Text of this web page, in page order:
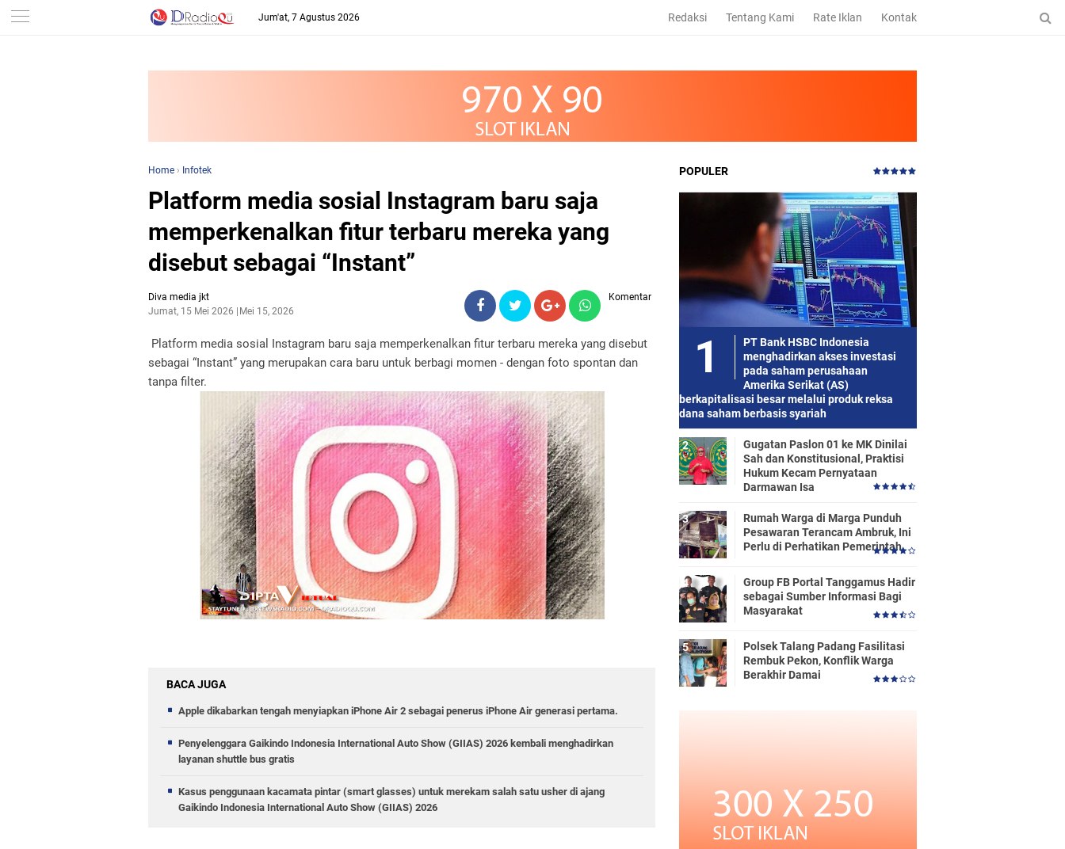
-->
Jum'at, 7 Agustus 2026 Redaksi Tentang Kami Rate Iklan Kontak
Home › Infotek
Platform media sosial Instagram baru saja
memperkenalkan fitur terbaru mereka yang
disebut sebagai “Instant”
Diva media jkt
Jumat, 15 Mei 2026
Mei 15, 2026
Komentar
Platform media sosial Instagram baru saja memperkenalkan fitur terbaru mereka yang disebut
sebagai “Instant” yang merupakan cara baru untuk berbagi momen - dengan foto spontan dan
tanpa filter.
BACA JUGA
Apple dikabarkan tengah menyiapkan iPhone Air 2 sebagai penerus iPhone Air generasi pertama.
Penyelenggara Gaikindo Indonesia International Auto Show (GIIAS) 2026 kembali menghadirkan
layanan shuttle bus gratis
Kasus penggunaan kacamata pintar (smart glasses) untuk merekam salah satu usher di ajang
Gaikindo Indonesia International Auto Show (GIIAS) 2026
POPULER
PT Bank HSBC Indonesia
menghadirkan akses investasi
pada saham perusahaan
Amerika Serikat (AS)
berkapitalisasi besar melalui produk reksa
dana saham berbasis syariah
Gugatan Paslon 01 ke MK Dinilai
Sah dan Konstitusional, Praktisi
Hukum Kecam Pernyataan
Darmawan Isa
Rumah Warga di Marga Punduh
Pesawaran Terancam Ambruk, Ini
Perlu di Perhatikan Pemerintah
Group FB Portal Tanggamus Hadir
sebagai Sumber Informasi Bagi
Masyarakat
Polsek Talang Padang Fasilitasi
Rembuk Pekon, Konflik Warga
Berakhir Damai